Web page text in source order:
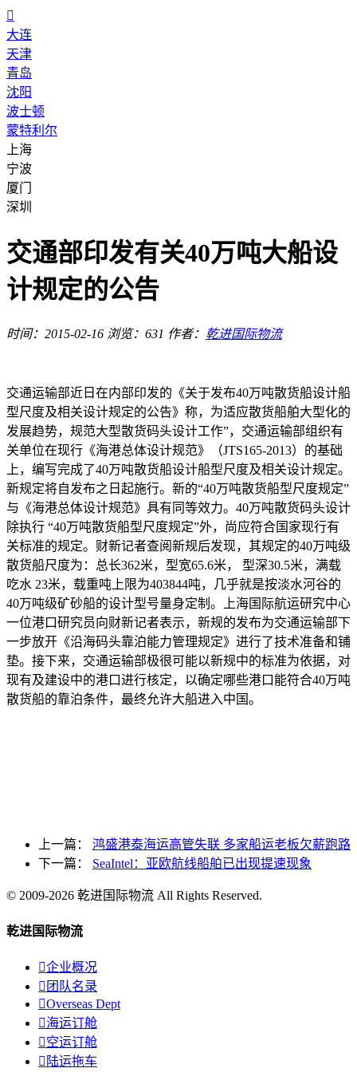

大连
天津
青岛
沈阳
波士顿
蒙特利尔
上海
宁波
厦门
深圳
交通部印发有关40万吨大船设
计规定的公告
时间：2015-02-16 浏览：631 作者： 乾进国际物流
交通运输部近日在内部印发的《关于发布40万吨散货船设计船
型尺度及相关设计规定的公告》称，为适应散货船舶大型化的
发展趋势，规范大型散货码头设计工作”，交通运输部组织有
关单位在现行《海港总体设计规范》（JTS165-2013）的基础
上，编写完成了40万吨散货船设计船型尺度及相关设计规定。
新规定将自发布之日起施行。新的“40万吨散货船型尺度规定”
与《海港总体设计规范》具有同等效力。40万吨散货码头设计
除执行 “40万吨散货船型尺度规定”外，尚应符合国家现行有
关标准的规定。财新记者查阅新规后发现，其规定的40万吨级
散货船尺度为：总长362米，型宽65.6米， 型深30.5米，满载
吃水 23米，载重吨上限为403844吨，几乎就是按淡水河谷的
40万吨级矿砂船的设计型号量身定制。上海国际航运研究中心
一位港口研究员向财新记者表示，新规的发布为交通运输部下
一步放开《沿海码头靠泊能力管理规定》进行了技术准备和铺
垫。接下来，交通运输部极很可能以新规中的标准为依据，对
现有及建设中的港口进行核定，以确定哪些港口能符合40万吨
散货船的靠泊条件，最终允许大船进入中国。
上一篇：
鸿盛港泰海运高管失联 多家船运老板欠薪跑路
下一篇：
SeaIntel：亚欧航线船舶已出现提速现象
© 2009-2026 乾进国际物流 All Rights Reserved.
乾进国际物流
企业概况
 团队名录
Overseas Dept
海运订舱
空运订舱
 陆运拖车